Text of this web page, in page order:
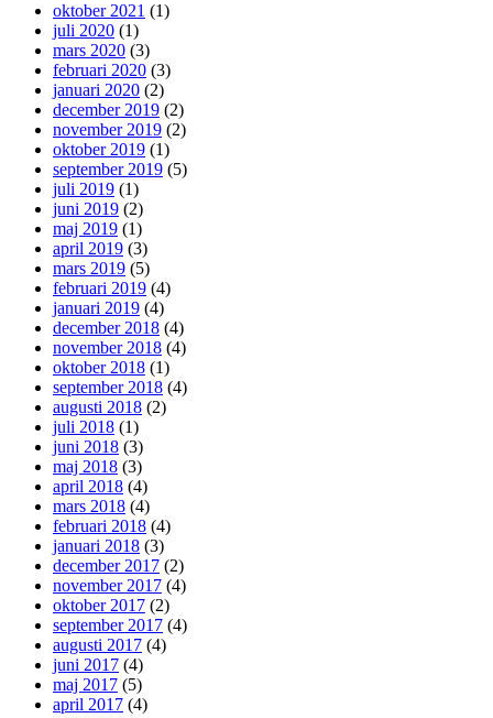
oktober 2021 (1)
juli 2020 (1)
mars 2020 (3)
februari 2020 (3)
januari 2020 (2)
december 2019 (2)
november 2019 (2)
oktober 2019 (1)
september 2019 (5)
juli 2019 (1)
juni 2019 (2)
maj 2019 (1)
april 2019 (3)
mars 2019 (5)
februari 2019 (4)
januari 2019 (4)
december 2018 (4)
november 2018 (4)
oktober 2018 (1)
september 2018 (4)
augusti 2018 (2)
juli 2018 (1)
juni 2018 (3)
maj 2018 (3)
april 2018 (4)
mars 2018 (4)
februari 2018 (4)
januari 2018 (3)
december 2017 (2)
november 2017 (4)
oktober 2017 (2)
september 2017 (4)
augusti 2017 (4)
juni 2017 (4)
maj 2017 (5)
april 2017 (4)